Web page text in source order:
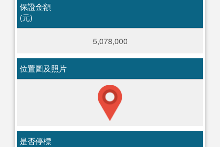
保證金額
(元)
5,078,000
位置圖及照片
是否停標